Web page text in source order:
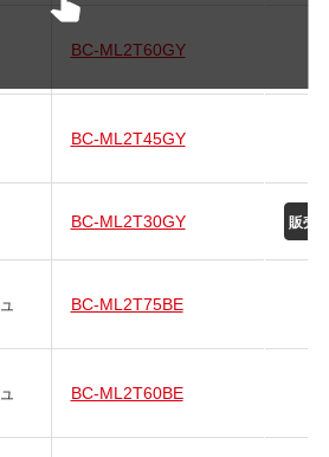
BC-ML2T60GY
BC-ML2T45GY
BC-ML2T30GY
BC-ML2T75BE
BC-ML2T60BE